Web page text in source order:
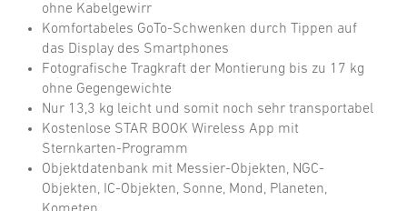
ohne Kabelgewirr
Komfortabeles GoTo-Schwenken durch Tippen auf
das Display des Smartphones
Fotografische Tragkraft der Montierung bis zu 17 kg
ohne Gegengewichte
Nur 13,3 kg leicht und somit noch sehr transportabel
Kostenlose STAR BOOK Wireless App mit
Sternkarten-Programm
Objektdatenbank mit Messier-Objekten, NGC-
Objekten, IC-Objekten, Sonne, Mond, Planeten,